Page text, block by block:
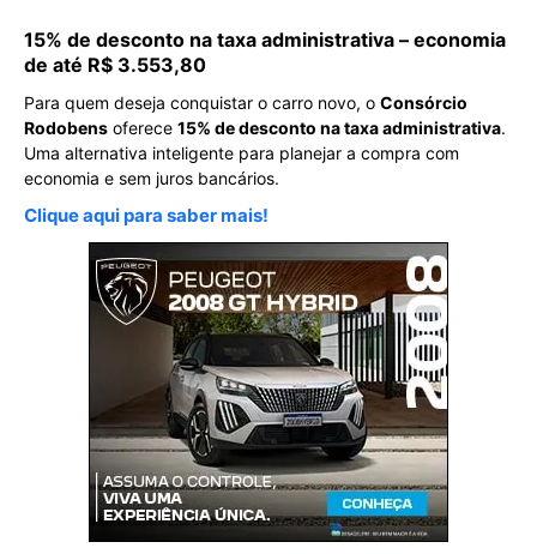
15% de desconto na taxa administrativa – economia
de até R$ 3.553,80
Para quem deseja conquistar o carro novo, o Consórcio
Rodobens oferece 15% de desconto na taxa administrativa.
Uma alternativa inteligente para planejar a compra com
economia e sem juros bancários.
Clique aqui para saber mais!